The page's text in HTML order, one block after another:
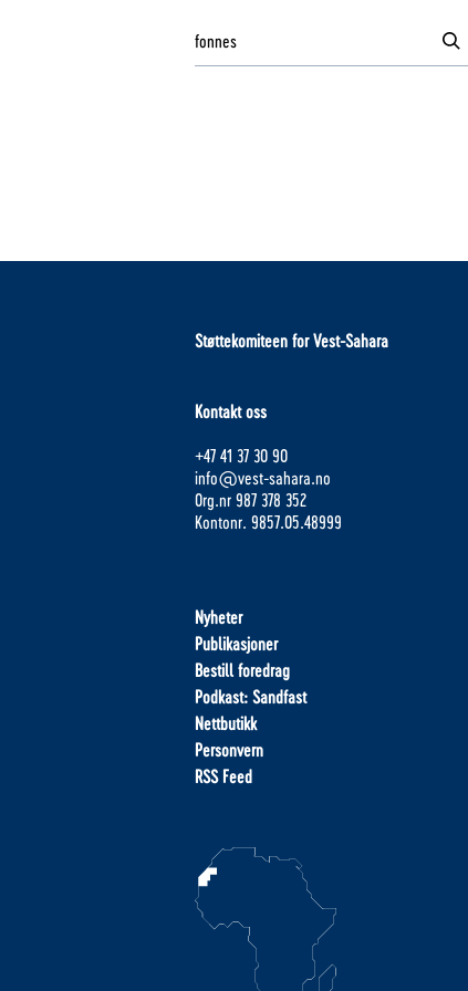
Støttekomiteen for Vest-Sahara
Kontakt oss
+47 41 37 30 90
info@vest-sahara.no
Org.nr 987 378 352
Kontonr. 9857.05.48999
Nyheter
Publikasjoner
Bestill foredrag
Podkast: Sandfast
Nettbutikk
Personvern
RSS Feed